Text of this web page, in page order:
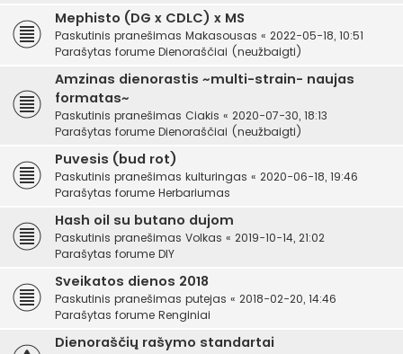
Mephisto (DG x CDLC) x MS
Paskutinis pranešimas Makasousas « 2022-05-18, 10:51
Parašytas forume Dienoraščiai (neužbaigti)
Amzinas dienorastis ~multi-strain- naujas
formatas~
Paskutinis pranešimas Ciakis « 2020-07-30, 18:13
Parašytas forume Dienoraščiai (neužbaigti)
Puvesis (bud rot)
Paskutinis pranešimas kulturingas « 2020-06-18, 19:46
Parašytas forume Herbariumas
Hash oil su butano dujom
Paskutinis pranešimas Volkas « 2019-10-14, 21:02
Parašytas forume DIY
Sveikatos dienos 2018
Paskutinis pranešimas putejas « 2018-02-20, 14:46
Parašytas forume Renginiai
Dienoraščių rašymo standartai